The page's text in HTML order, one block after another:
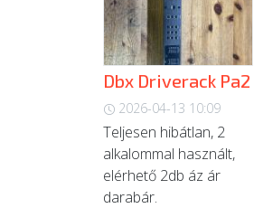
Dbx Driverack Pa2
2026-04-13 10:09
Teljesen hibátlan, 2
alkalommal használt,
elérhető 2db áz ár
darabár.